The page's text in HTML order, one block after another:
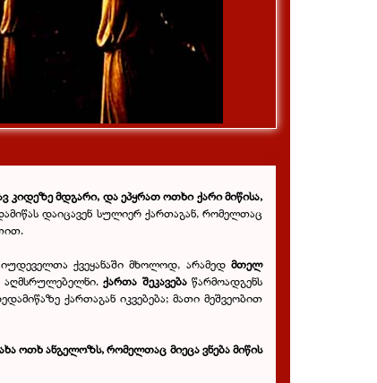
კიდეზე მდგარი, და ეპყრათ ოთხი ქარი მიწისა,
დაიცავენ სულიერ ქართაგან, რომელთაც
ქვეყანაში მხოლოდ, არამედმთელ
აღმსრულებელნი.ქართა შეკავებაწარმოადგენს
ქართაგან იკვებება; მათი მეშვეობით
ოთხ ანგელოზს, რომელთაც მიეცა ვნება მიწის